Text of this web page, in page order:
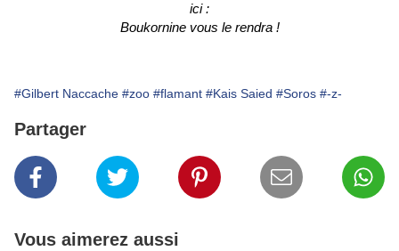
ici :
Boukornine vous le rendra !
#Gilbert Naccache #zoo #flamant #Kais Saied #Soros #-z-
Partager
Vous aimerez aussi